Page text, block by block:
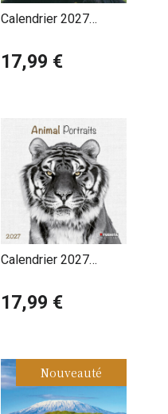
Calendrier 2027
17,99 €
Calendrier 2027
et Blanc
17,99 €
Nouveauté